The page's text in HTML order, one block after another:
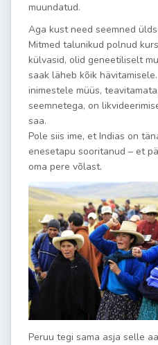
muundatud.
Aga kust need seemned
Mitmed talunikud polnud
külvasid, olid geneetiliselt
saak läheb kõik
inimestele müüs,
seemnetega, on
saa.
Pole siis ime, et Indias on
enesetapu sooritanud – et
oma pere võlast.
Peruu tegi sama asja selle